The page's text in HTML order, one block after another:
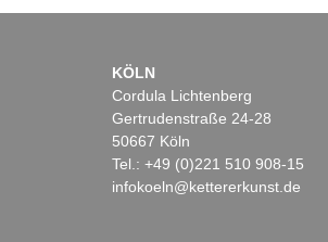
KÖLN
Cordula Lichtenberg
Gertrudenstraße 24-28
50667 Köln
Tel.: +49 (0)221 510 908-15
infokoeln@kettererkunst.de